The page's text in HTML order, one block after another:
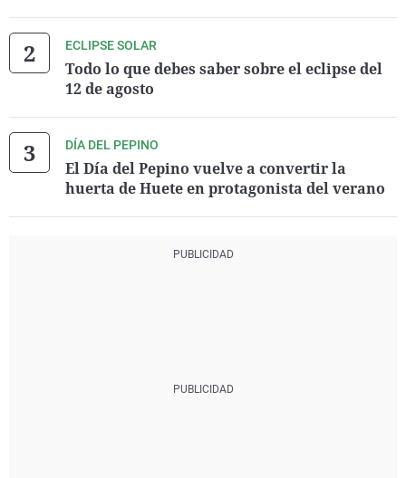
ECLIPSE SOLAR
Todo lo que debes saber sobre el eclipse del
12 de agosto
DÍA DEL PEPINO
El Día del Pepino vuelve a convertir la
huerta de Huete en protagonista del verano